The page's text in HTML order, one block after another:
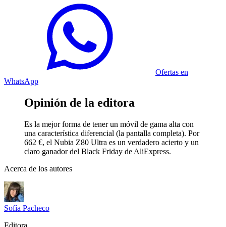
Ofertas en
WhatsApp
Opinión de la editora
Es la mejor forma de tener un móvil de gama alta con
una característica diferencial (la pantalla completa). Por
662 €, el Nubia Z80 Ultra es un verdadero acierto y un
claro ganador del Black Friday de AliExpress.
Acerca de los autores
Sofía Pacheco